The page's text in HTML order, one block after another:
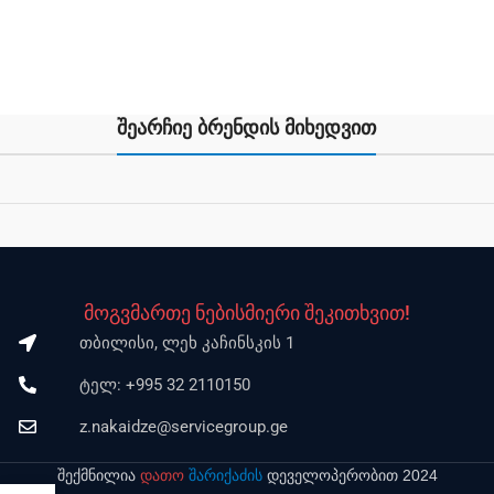
შეარჩიე ბრენდის მიხედვით
მოგვმართე ნებისმიერი შეკითხვით!
თბილისი, ლეხ კაჩინსკის 1
ტელ: +995 32 2110150
z.nakaidze@servicegroup.ge
შექმნილია დათოშარიქაძისდეველოპერობით 2024